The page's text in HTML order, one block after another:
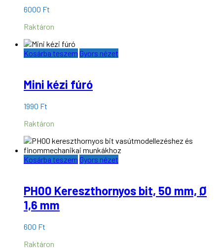
6000 Ft
Raktáron
Kosárba teszem Gyors nézet
Mini kézi fúró
1990 Ft
Raktáron
Kosárba teszem Gyors nézet
PH00 Kereszthornyos bit, 50 mm, Ø
1,6 mm
600 Ft
Raktáron